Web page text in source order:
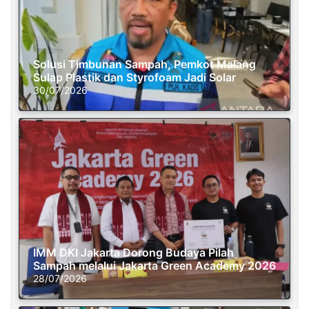
Solusi Timbunan Sampah, Pemkot Malang
Sulap Plastik dan Styrofoam Jadi Solar
30/07/2026
IMM DKI Jakarta Dorong Budaya Pilah
Sampah melalui Jakarta Green Academy 2026
28/07/2026